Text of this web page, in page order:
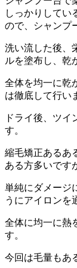
しっかりしてい
ので、シャンプ
洗い流した後、
ルを塗布し、乾
全体を均一に乾
は徹底して行い
ドライ後、ツイ
す。
縮毛矯正あるあ
ある方多いです
単純にダメージ
うにアイロンを
全体に均一に熱
す。
今回は毛量もあ